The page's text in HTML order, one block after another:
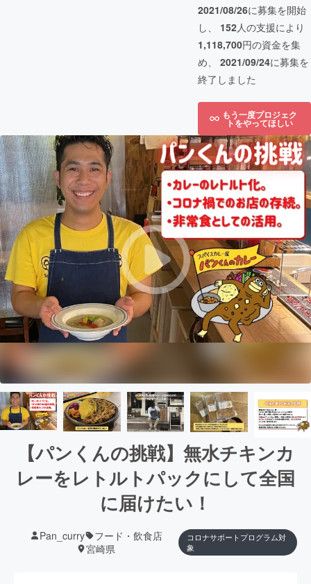
2021/08/26に募集を開始
し、 152人の支援により
1,118,700円の資金を集
め、 2021/09/24に募集を
終了しました
もう一度プロジェク
トをやってほしい
【パンくんの挑戦】無水チキンカ
レーをレトルトパックにして全国
に届けたい！
Pan_curry
フード・飲食店
宮崎県
コロナサポートプログラム対
象